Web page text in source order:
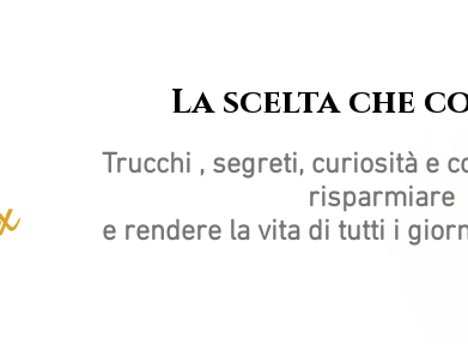
Trucchi , segreti, curiosità e
risparmiare
e rendere la vita di tutti i
La scelta che